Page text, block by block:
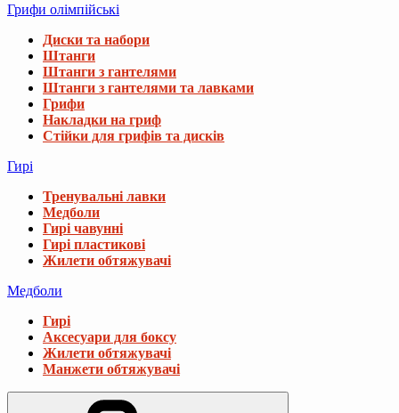
Грифи олімпійські
Диски та набори
Штанги
Штанги з гантелями
Штанги з гантелями та лавками
Грифи
Накладки на гриф
Стійки для грифів та дисків
Гирі
Тренувальні лавки
Медболи
Гирі чавунні
Гирі пластикові
Жилети обтяжувачі
Медболи
Гирі
Аксесуари для боксу
Жилети обтяжувачі
Манжети обтяжувачі